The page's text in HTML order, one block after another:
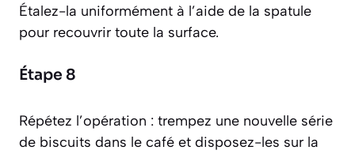
Étalez-la uniformément à l’aide de la spatule
pour recouvrir toute la surface.
Étape 8
Répétez l’opération : trempez une nouvelle série
de biscuits dans le café et disposez-les sur la